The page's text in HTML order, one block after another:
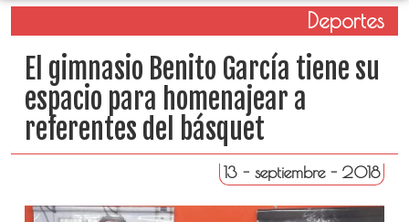
Deportes
El gimnasio Benito García tiene su
espacio para homenajear a
referentes del básquet
13 - septiembre - 2018